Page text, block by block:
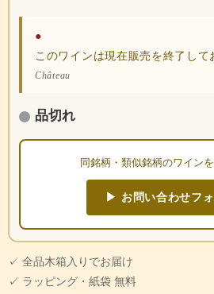
●
このワインは現在販売を終了して
Château
品切れ
同銘柄・類似銘柄のワイン
▶ お問い合わせフ
✓ 全品木箱入りでお届け
✓ ラッピング・紙袋 無料